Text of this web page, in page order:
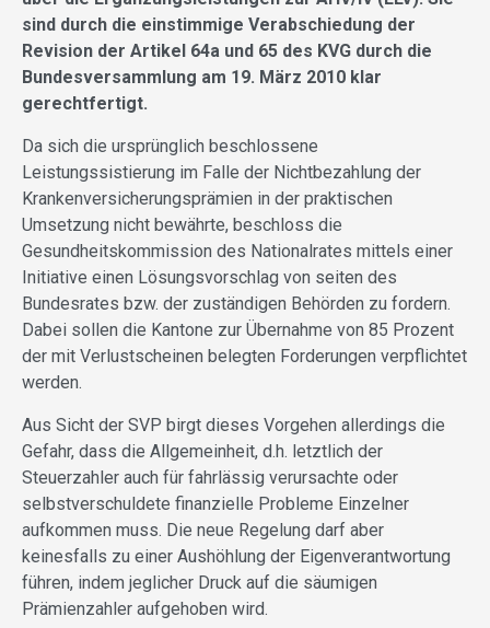
sind durch die einstimmige Verabschiedung der
Revision der Artikel 64a und 65 des KVG durch die
Bundesversammlung am 19. März 2010 klar
gerechtfertigt.
Da sich die ursprünglich beschlossene
Leistungssistierung im Falle der Nichtbezahlung der
Krankenversicherungsprämien in der praktischen
Umsetzung nicht bewährte, beschloss die
Gesundheitskommission des Nationalrates mittels einer
Initiative einen Lösungsvorschlag von seiten des
Bundesrates bzw. der zuständigen Behörden zu fordern.
Dabei sollen die Kantone zur Übernahme von 85 Prozent
der mit Verlustscheinen belegten Forderungen verpflichtet
werden.
Aus Sicht der SVP birgt dieses Vorgehen allerdings die
Gefahr, dass die Allgemeinheit, d.h. letztlich der
Steuerzahler auch für fahrlässig verursachte oder
selbstverschuldete finanzielle Probleme Einzelner
aufkommen muss. Die neue Regelung darf aber
keinesfalls zu einer Aushöhlung der Eigenverantwortung
führen, indem jeglicher Druck auf die säumigen
Prämienzahler aufgehoben wird.